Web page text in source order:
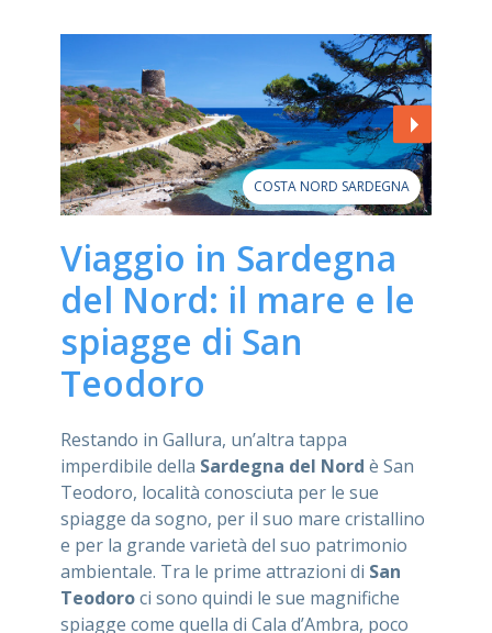
COSTA NORD SARDEGNA
Viaggio in Sardegna
del Nord: il mare e le
spiagge di San
Teodoro
Restando in Gallura, un’altra tappa
imperdibile della Sardegna del Nord è San
Teodoro, località conosciuta per le sue
spiagge da sogno, per il suo mare cristallino
e per la grande varietà del suo patrimonio
ambientale. Tra le prime attrazioni di San
Teodoroci sono quindi le sue magnifiche
spiagge come quella di Cala d’Ambra, poco